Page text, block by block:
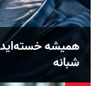
همیشه
شبانه